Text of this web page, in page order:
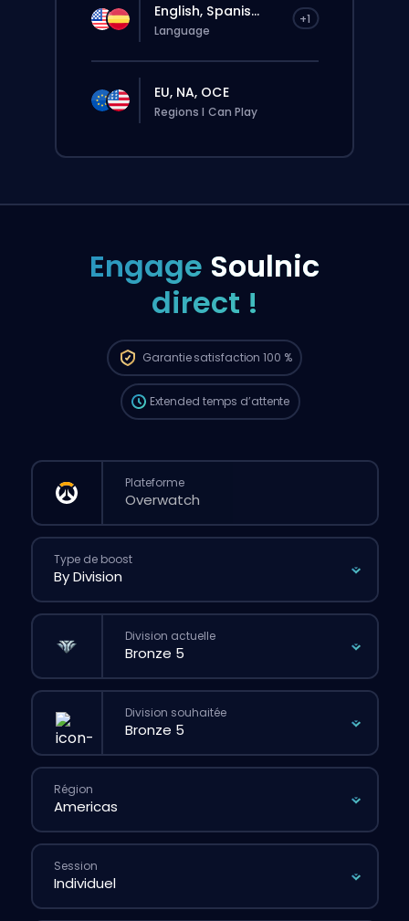
English, Spanis... +1
Language
EU, NA, OCE
Regions I Can Play
Engage Soulnic
direct !
Garantiesatisfaction 100 %
La commande sera automatiquement
attribuée à ce booster, donc le temps
passais une commande classique via le
site.
Extended temps d’attente
Plateforme
Type de boost
Division actuelle
Division souhaitée
Région
Session